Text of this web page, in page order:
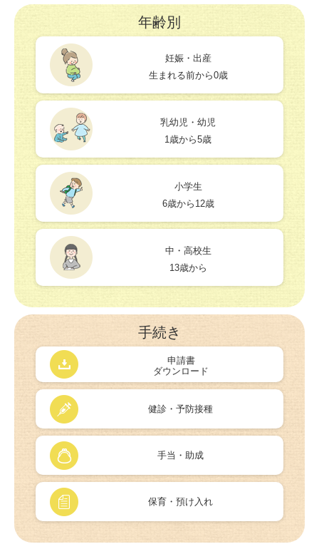
年齢別
妊娠・出産
生まれる前から0歳
乳幼児・幼児
1歳から5歳
小学生
6歳から12歳
中・高校生
13歳から
手続き
申請書
ダウンロード
健診・予防接種
手当・助成
保育・預け入れ